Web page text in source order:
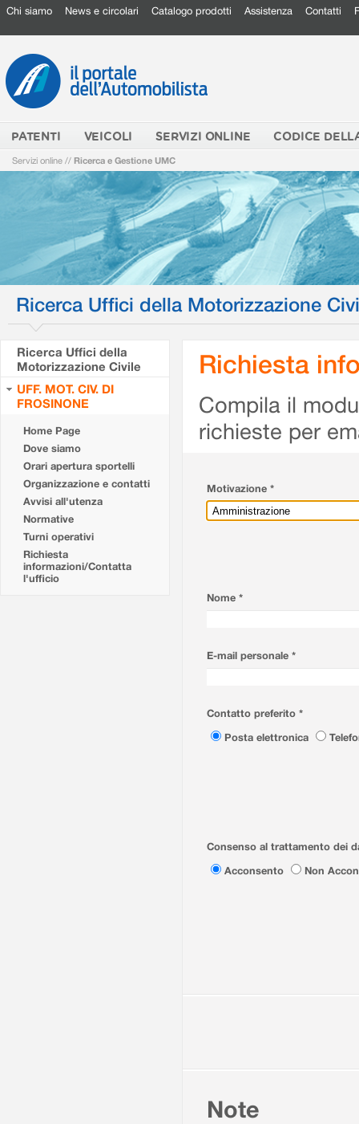
Chi siamo News e circolari Catalogo prodotti Assistenza Contatti
PATENTI VEICOLI SERVIZI ONLINE CODICE
Servizi online // Ricerca e Gestione UMC
Ricerca Uffici della Motorizzazione
Ricerca Uffici della
Motorizzazione Civile
UFF. MOT. CIV. DI
FROSINONE
Home Page
Dove siamo
Orari apertura sportelli
Organizzazione e contatti
Avvisi all'utenza
Normative
Turni operativi
Richiesta
informazioni/Contatta
l'ufficio
Richiesta
Compila il
richieste per
Motivazione *
Nome *
E-mail personale *
Contatto preferito *
Posta elettronica
Consenso al trattamento dei
Acconsento
Non
Note